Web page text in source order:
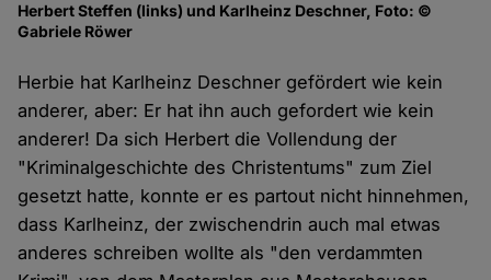
Herbert Steffen (links) und Karlheinz Deschner, Foto: ©
Gabriele Röwer
Herbie hat Karlheinz Deschner gefördert wie kein
anderer, aber: Er hat ihn auch gefordert wie kein
anderer! Da sich Herbert die Vollendung der
"Kriminalgeschichte des Christentums" zum Ziel
gesetzt hatte, konnte er es partout nicht hinnehmen,
dass Karlheinz, der zwischendrin auch mal etwas
anderes schreiben wollte als "den verdammten